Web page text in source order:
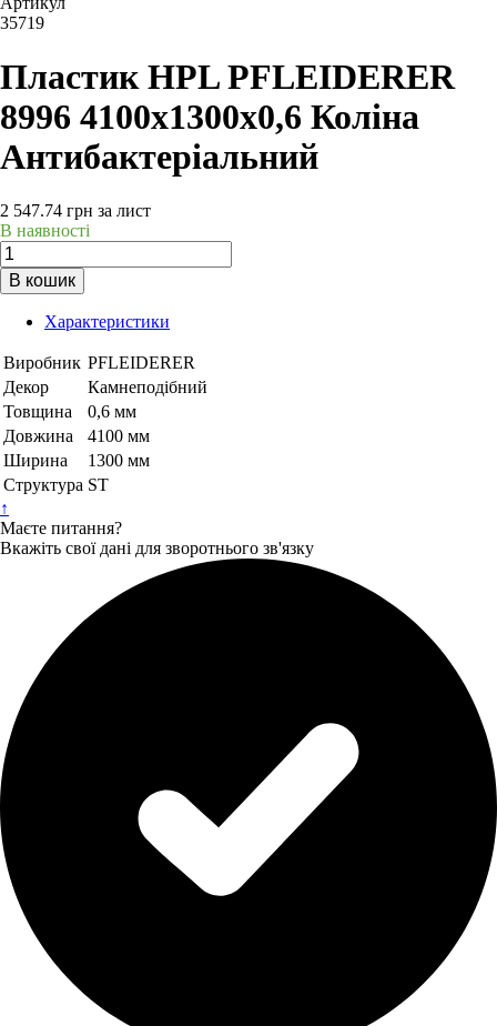
35719
Пластик HPL PFLEIDERER
8996 4100х1300х0,6 Коліна
Антибактеріальний
2 547.74 грн за лист
В наявності
В кошик
Характеристики
Виробник PFLEIDERER
Декор
Камнеподібний
Товщина
0,6 мм
Довжина
4100 мм
Ширина
1300 мм
Структура ST
↑
Маєте питання?
Вкажіть свої дані для зворотнього зв'язку